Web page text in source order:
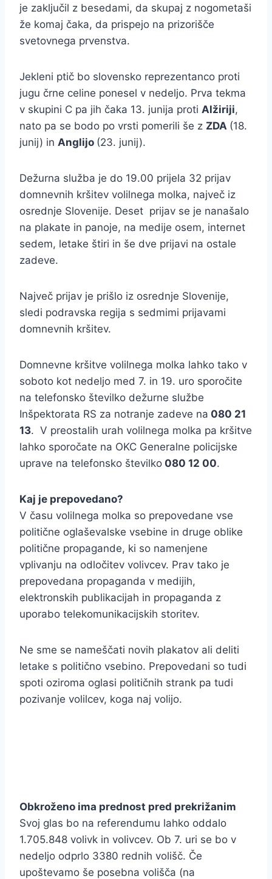
je zaključil z besedami, da skupaj z nogometaši
že komaj čaka, da prispejo na prizorišče
svetovnega prvenstva.
Jekleni ptič bo slovensko reprezentanco proti
jugu črne celine ponesel v nedeljo. Prva tekma
v skupini C pa jih čaka 13. junija proti Alžiriji,
nato pa se bodo po vrsti pomerili še z ZDA (18.
junij) in Anglijo (23. junij).
Dežurna služba je do 19.00 prijela 32 prijav
domnevnih kršitev volilnega molka, največ iz
osrednje Slovenije. Deset prijav se je nanašalo
na plakate in panoje, na medije osem, internet
sedem, letake štiri in še dve prijavi na ostale
zadeve.
Največ prijav je prišlo iz osrednje Slovenije,
sledi podravska regija s sedmimi prijavami
domnevnih kršitev.
Domnevne kršitve volilnega molka lahko tako v
soboto kot nedeljo med 7. in 19. uro sporočite
na telefonsko številko dežurne službe
Inšpektorata RS za notranje zadeve na 080 21
13. V preostalih urah volilnega molka pa kršitve
lahko sporočate na OKC Generalne policijske
uprave na telefonsko številko 080 12 00.
Kaj je prepovedano?
V času volilnega molka so prepovedane vse
politične oglaševalske vsebine in druge oblike
politične propagande, ki so namenjene
vplivanju na odločitev volivcev. Prav tako je
prepovedana propaganda v medijih,
elektronskih publikacijah in propaganda z
uporabo telekomunikacijskih storitev.
Ne sme se nameščati novih plakatov ali deliti
letake s politično vsebino. Prepovedani so tudi
spoti oziroma oglasi političnih strank pa tudi
pozivanje volilcev, koga naj volijo.
Obkroženo ima prednost pred prekrižanim
Svoj glas bo na referendumu lahko oddalo
1.705.848 volivk in volivcev. Ob 7. uri se bo v
nedeljo odprlo 3380 rednih volišč. Če
upoštevamo še posebna volišča (na